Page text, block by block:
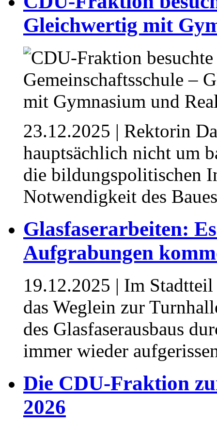
Gleichwertig mit
23.12.2025 | Rektorin
hauptsächlich nicht um
die bildungspolitischen
Notwendigkeit des
Glasfaserarbeiten:
Aufgrabungen
19.12.2025 | Im Stadtteil
das Weglein zur
des Glasfaserausbaus
immer wieder
Die CDU-Fraktion
2026